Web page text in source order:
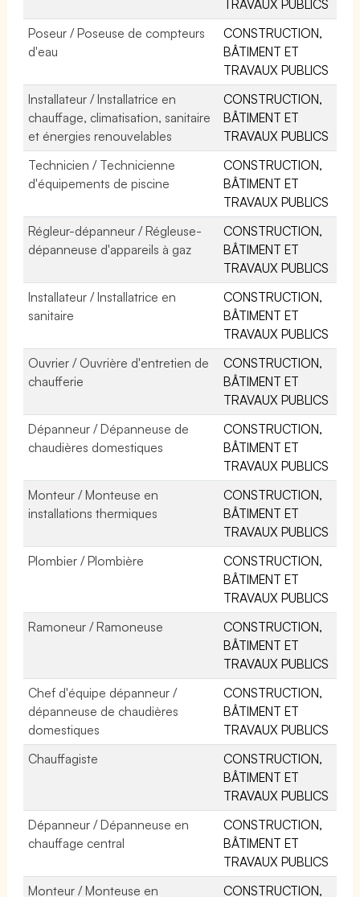
TRAVAUX PUBLICS
Poseur / Poseuse de compteurs
d'eau
CONSTRUCTION,
BÂTIMENT ET
TRAVAUX PUBLICS
Installateur / Installatrice en
chauffage, climatisation, sanitaire
et énergies renouvelables
CONSTRUCTION,
BÂTIMENT ET
TRAVAUX PUBLICS
Technicien / Technicienne
d'équipements de piscine
CONSTRUCTION,
BÂTIMENT ET
TRAVAUX PUBLICS
Régleur-dépanneur / Régleuse-
dépanneuse d'appareils à gaz
CONSTRUCTION,
BÂTIMENT ET
TRAVAUX PUBLICS
Installateur / Installatrice en
sanitaire
CONSTRUCTION,
BÂTIMENT ET
TRAVAUX PUBLICS
Ouvrier / Ouvrière d'entretien de
chaufferie
CONSTRUCTION,
BÂTIMENT ET
TRAVAUX PUBLICS
Dépanneur / Dépanneuse de
chaudières domestiques
CONSTRUCTION,
BÂTIMENT ET
TRAVAUX PUBLICS
Monteur / Monteuse en
installations thermiques
CONSTRUCTION,
BÂTIMENT ET
TRAVAUX PUBLICS
Plombier / Plombière
CONSTRUCTION,
BÂTIMENT ET
TRAVAUX PUBLICS
Ramoneur / Ramoneuse
CONSTRUCTION,
BÂTIMENT ET
TRAVAUX PUBLICS
Chef d'équipe dépanneur /
dépanneuse de chaudières
domestiques
CONSTRUCTION,
BÂTIMENT ET
TRAVAUX PUBLICS
Chauffagiste
CONSTRUCTION,
BÂTIMENT ET
TRAVAUX PUBLICS
Dépanneur / Dépanneuse en
chauffage central
CONSTRUCTION,
BÂTIMENT ET
TRAVAUX PUBLICS
Monteur / Monteuse en
CONSTRUCTION,